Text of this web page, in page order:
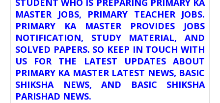
STUDENT WHO IS PREPARING PRIMARY KA
MASTER JOBS, PRIMARY TEACHER JOBS.
PRIMARY KA MASTER PROVIDES JOBS
NOTIFICATION, STUDY MATERIAL, AND
SOLVED PAPERS. SO KEEP IN TOUCH WITH
US FOR THE LATEST UPDATES ABOUT
PRIMARY KA MASTER LATEST NEWS, BASIC
SHIKSHA NEWS, AND BASIC SHIKSHA
PARISHAD NEWS.